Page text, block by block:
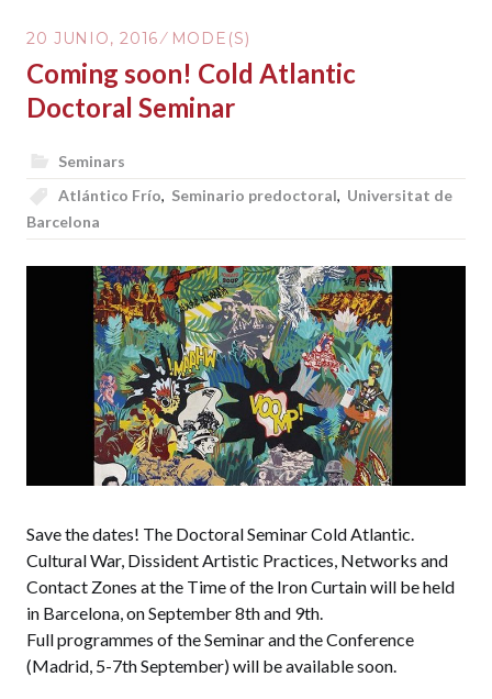
20 JUNIO, 2016 MODE(S)
Coming soon! Cold Atlantic
Doctoral Seminar
Seminars
Atlántico Frío, Seminario predoctoral, Universitat de
Barcelona
Save the dates! The Doctoral Seminar Cold Atlantic.
Cultural War, Dissident Artistic Practices, Networks and
Contact Zones at the Time of the Iron Curtain will be held
in Barcelona, on September 8th and 9th.
Full programmes of the Seminar and the Conference
(Madrid, 5-7th September) will be available soon.